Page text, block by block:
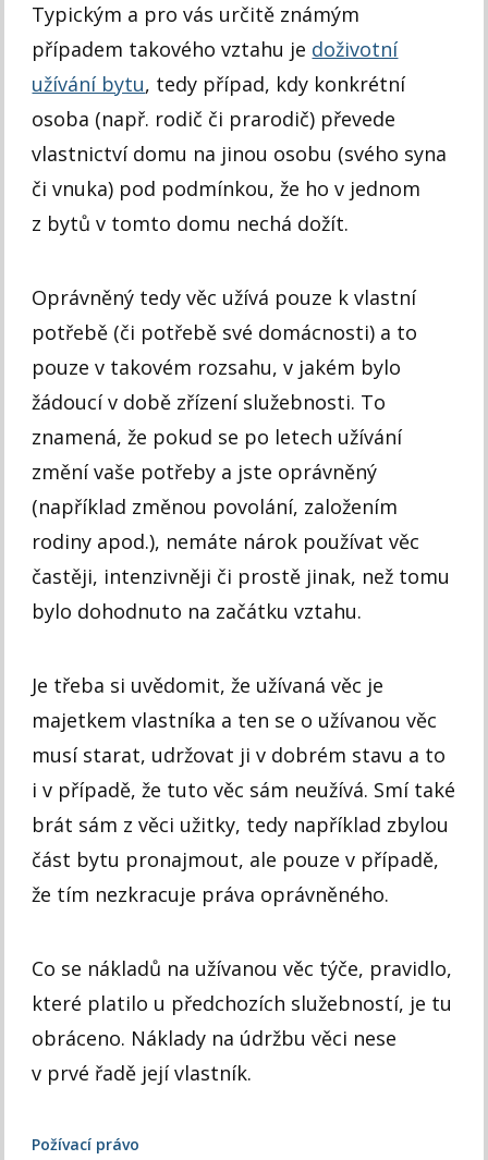
Typickým a pro vás určitě známým
případem takového vztahu je doživotní
užívání bytu, tedy případ, kdy konkrétní
osoba (např. rodič či prarodič) převede
vlastnictví domu na jinou osobu (svého syna
či vnuka) pod podmínkou, že ho v jednom
z bytů v tomto domu nechá dožít.
Oprávněný tedy věc užívá pouze k vlastní
potřebě (či potřebě své domácnosti) a to
pouze v takovém rozsahu, v jakém bylo
žádoucí v době zřízení služebnosti. To
znamená, že pokud se po letech užívání
změní vaše potřeby a jste oprávněný
(například změnou povolání, založením
rodiny apod.), nemáte nárok používat věc
častěji, intenzivněji či prostě jinak, než tomu
bylo dohodnuto na začátku vztahu.
Je třeba si uvědomit, že užívaná věc je
majetkem vlastníka a ten se o užívanou věc
musí starat, udržovat ji v dobrém stavu a to
i v případě, že tuto věc sám neužívá. Smí také
brát sám z věci užitky, tedy například zbylou
část bytu pronajmout, ale pouze v případě,
že tím nezkracuje práva oprávněného.
Co se nákladů na užívanou věc týče, pravidlo,
které platilo u předchozích služebností, je tu
obráceno. Náklady na údržbu věci nese
v prvé řadě její vlastník.
Požívací právo